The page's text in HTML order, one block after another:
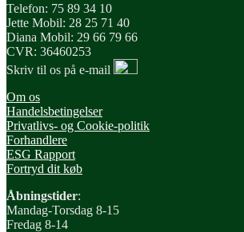
Telefon: 75 89 34 10
Jette Mobil: 28 25 71 40
Diana Mobil: 29 66 79 66
CVR: 36460253
Skriv til os på e-mail
Om os
Handelsbetingelser
Privatlivs- og Cookie-politik
Forhandlere
ESG Rapport
Fortryd dit køb
Åbningstider:
Mandag-Torsdag 8-15
Fredag 8-14